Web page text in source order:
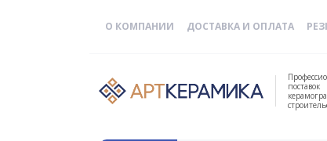
О КОМПАНИИ ДОСТАВКА И ОПЛАТА
поставок